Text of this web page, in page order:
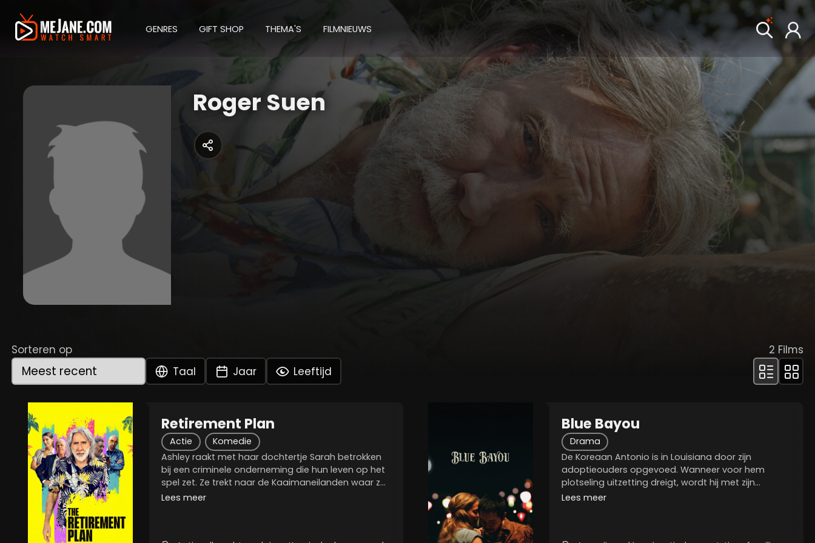
GENRES GIFT SHOP THEMA'S FILMNIEUWS
Roger Suen
Sorteren op
Taal
Jaar Leeftijd
2 Films
Retirement Plan
Actie
Komedie
Ashley raakt met haar dochtertje Sarah betrokken
bij een criminele onderneming die hun leven op het
spel zet. Ze trekt naar de Kaaimaneilanden waar ze
zich tot haar vader Matt wendt. Momenteel leidt hij
Lees meer
Blue Bayou
Drama
De Koreaan Antonio is in Louisiana door zijn
adoptieouders opgevoed. Wanneer voor hem
plotseling uitzetting dreigt, wordt hij met zijn
afkomst geconfronteerd. Zowel zijn toekomst als
Lees meer